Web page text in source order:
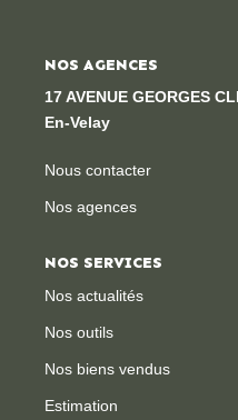
MON
NOS AGENCES
17 AVENUE GEORGES
En-Velay
Nous contacter
Nos agences
NOS SERVICES
Nos actualités
Nos outils
Nos biens vendus
Estimation